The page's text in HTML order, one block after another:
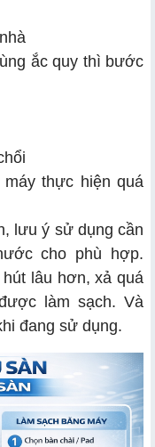
ắc quy thì bước
thực hiện quá
lưu ý sử dụng cần
cho phù hợp.
lâu hơn, xả quá
làm sạch. Và
đang sử dụng.